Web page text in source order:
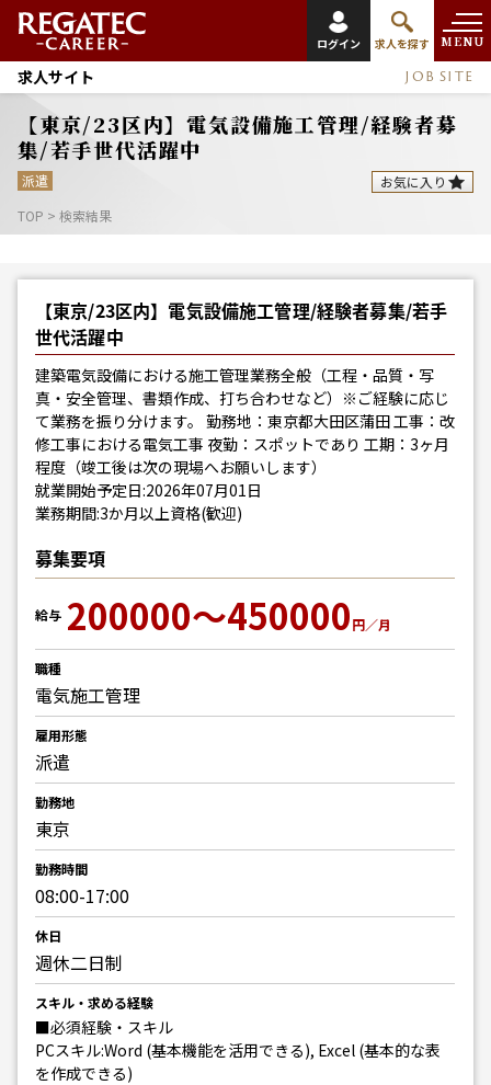
ログイン 求人を探す MENU
求人サイト JOB SITE
【東京/23区内】電気設備施工管理/経験者募
集/若手世代活躍中
派遣
お気に入り
TOP > 検索結果
【東京/23区内】電気設備施工管理/経験者募集/若手
世代活躍中
建築電気設備における施工管理業務全般（工程・品質・写
真・安全管理、書類作成、打ち合わせなど）※ご経験に応じ
て業務を振り分けます。 勤務地：東京都大田区蒲田 工事：改
修工事における電気工事 夜勤：スポットであり 工期：3ヶ月
程度（竣工後は次の現場へお願いします）
就業開始予定日:2026年07月01日
業務期間:3か月以上資格(歓迎)
募集要項
給与 200000～450000円／月
職種
電気施工管理
雇用形態
派遣
勤務地
東京
勤務時間
08:00-17:00
休日
週休二日制
スキル・求める経験
■必須経験・スキル
PCスキル:Word (基本機能を活用できる), Excel (基本的な表
を作成できる)